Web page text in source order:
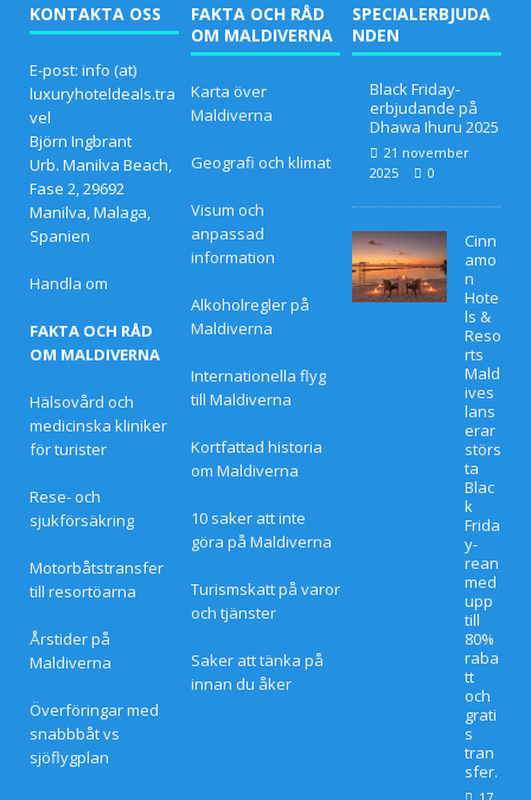
SPECI
ALER
KONTAKTA OSS
E-post: info (at)
luxuryhoteldeals.tra
vel
Björn Ingbrant
Urb. Manilva Beach,
Fase 2, 29692
Manilva, Malaga,
Spanien
Handla om
FAKTA OCH RÅD
OM MALDIVERNA
Hälsovård och
medicinska kliniker
för turister
Rese- och
sjukförsäkring
Motorbåtstransfer
till resortöarna
Årstider på
Maldiverna
Överföringar med
snabbbåt vs
sjöflygplan
FAKTA OCH RÅD
OM MALDIVERNA
Karta över
Maldiverna
Geografi och klimat
Visum och
anpassad
information
Alkoholregler på
Maldiverna
Internationella flyg
till Maldiverna
Kortfattad historia
om Maldiverna
10 saker att inte
göra på Maldiverna
Turismskatt på varor
och tjänster
Saker att tänka på
innan du åker
SPECIALERBJUDA
NDEN
Black Friday-
erbjudande på
Dhawa Ihuru 2025
21 november
2025
0
Cinn
amo
n
Hote
ls &
Reso
rts
Mald
ives
lans
erar
störs
ta
Blac
k
Frida
y-
rean
med
upp
till
80%
raba
tt
och
grati
s
tran
sfer.